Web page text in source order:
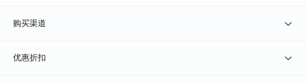
贝锐蒲公英 · 异地组网
贝锐花生壳 · 动态域名
贝锐向日葵硬件
贝锐蒲公英硬件
购买渠道
天猫旗舰店
优惠折扣